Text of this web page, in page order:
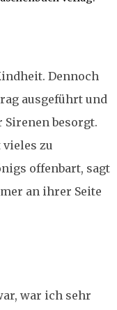
Dennoch
ausgeführt und
Sirenen besorgt.
zu
offenbart, sagt
an ihrer Seite
war ich sehr